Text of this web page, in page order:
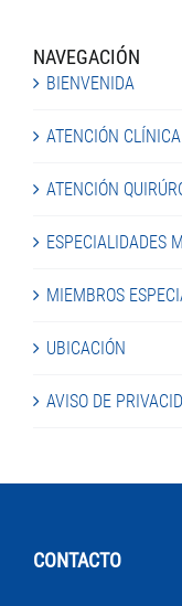
NAVEGACIÓN
BIENVENIDA
ATENCIÓN CLÍNICA
ATENCIÓN
ESPECIALIDADES
MIEMBROS
UBICACIÓN
AVISO DE
CONTACTO